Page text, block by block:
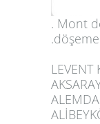
. Mont
LEVENT